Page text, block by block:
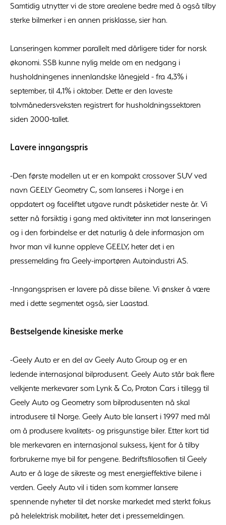
Samtidig utnytter vi de store arealene bedre med å også tilby
sterke bilmerker i en annen prisklasse, sier han.
Lanseringen kommer parallelt med dårligere tider for norsk
økonomi. SSB kunne nylig melde om en nedgang i
husholdningenes innenlandske lånegjeld - fra 4,3% i
september, til 4,1% i oktober. Dette er den laveste
tolvmånedersveksten registrert for husholdningssektoren
siden 2000-tallet.
Lavere inngangspris
-Den første modellen ut er en kompakt crossover SUV ved
navn GEELY Geometry C, som lanseres i Norge i en
oppdatert og faceliftet utgave rundt påsketider neste år. Vi
setter nå forsiktig i gang med aktiviteter inn mot lanseringen
og i den forbindelse er det naturlig å dele informasjon om
hvor man vil kunne oppleve GEELY, heter det i en
pressemelding fra Geely-importøren Autoindustri AS.
-Inngangsprisen er lavere på disse bilene. Vi ønsker å være
med i dette segmentet også, sier Laastad.
Bestselgende kinesiske merke
-Geely Auto er en del av Geely Auto Group og er en
ledende internasjonal bilprodusent. Geely Auto står bak flere
velkjente merkevarer som Lynk & Co, Proton Cars i tillegg til
Geely Auto og Geometry som bilprodusenten nå skal
introdusere til Norge. Geely Auto ble lansert i 1997 med mål
om å produsere kvalitets- og prisgunstige biler. Etter kort tid
ble merkevaren en internasjonal suksess, kjent for å tilby
forbrukerne mye bil for pengene. Bedriftsfilosofien til Geely
Auto er å lage de sikreste og mest energieffektive bilene i
verden. Geely Auto vil i tiden som kommer lansere
spennende nyheter til det norske markedet med sterkt fokus
på helelektrisk mobilitet, heter det i pressemeldingen.